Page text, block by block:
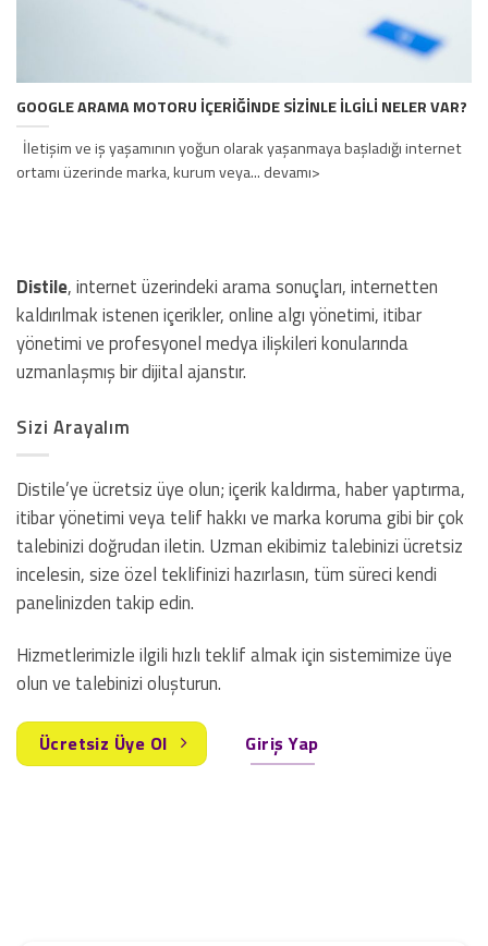
GOOGLE ARAMA MOTORU İÇERİĞİNDE SİZİNLE İLGİLİ NELER VAR?
İletişim ve iş yaşamının yoğun olarak yaşanmaya başladığı internet
ortamı üzerinde marka, kurum veya... devamı>
Distile, internet üzerindeki arama sonuçları, internetten
kaldırılmak istenen içerikler, online algı yönetimi, itibar
yönetimi ve profesyonel medya ilişkileri konularında
uzmanlaşmış bir dijital ajanstır.
Sizi Arayalım
Distile’ye ücretsiz üye olun; içerik kaldırma, haber yaptırma,
itibar yönetimi veya telif hakkı ve marka koruma gibi bir çok
talebinizi doğrudan iletin. Uzman ekibimiz talebinizi ücretsiz
incelesin, size özel teklifinizi hazırlasın, tüm süreci kendi
panelinizden takip edin.
Hizmetlerimizle ilgili hızlı teklif almak için sistemimize üye
olun ve talebinizi oluşturun.
Ücretsiz Üye Ol Giriş Yap